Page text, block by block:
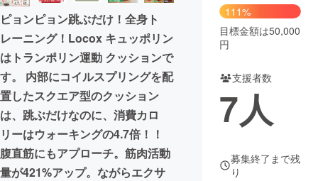
まちづくり・地域活性化
CAMPFIRE for Social Good CAMPFIRE Creation
CAMPFIREふるさと納税machi-ya コミュニティ
ピョンピョン跳ぶだけ！全身ト
レーニング！Locox キュッポリン
はトランポリン運動 クッションで
す。 内部にコイルスプリングを配
置したスクエア型のクッション
は、跳ぶだけなのに、消費カロ
リーはウォーキングの4.7倍！！
腹直筋にもアプローチ。筋肉活動
量が421%アップ。ながらエクサ
111%
目標金額は50,000
円
支援者数
7人
募集終了まで残
り